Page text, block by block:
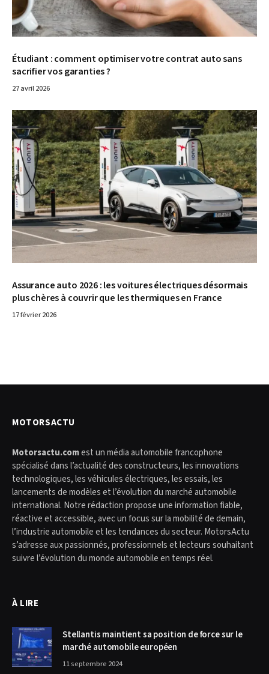
Étudiant : comment optimiser votre contrat auto sans
sacrifier vos garanties ?
27 avril 2026
© Polestar
Assurance auto 2026 : les voitures électriques désormais
plus chères à couvrir que les thermiques en France
17 février 2026
MOTORSACTU
Motorsactu.comest un média automobile francophone
spécialisé dans l’actualité des constructeurs, les innovations
technologiques, les véhicules électriques, les essais, les
lancements de modèles et l’évolution du marché automobile
international. Notre rédaction propose une information fiable,
réactive et accessible, avec un focus sur la mobilité de demain,
l’industrie automobile et les tendances du secteur. MotorsActu
s’adresse aux passionnés, professionnels et lecteurs souhaitant
suivre l’évolution du monde automobile en temps réel.
À LIRE
Stellantis maintient sa position de force sur le
marché automobile européen
11 septembre 2024